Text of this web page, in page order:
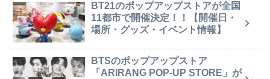
BT21のポップアップストアが全国
11都市で開催決定！！【開催日・
場所・グッズ・イベント情報】
BTSのポップアップストア
「ARIRANG POP-UP STORE」が